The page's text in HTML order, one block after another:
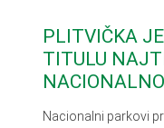
PLITVIČKA
TITULU
Nacionalni parkovi